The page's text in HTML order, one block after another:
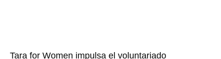
Tara for Women impulsa el voluntariado